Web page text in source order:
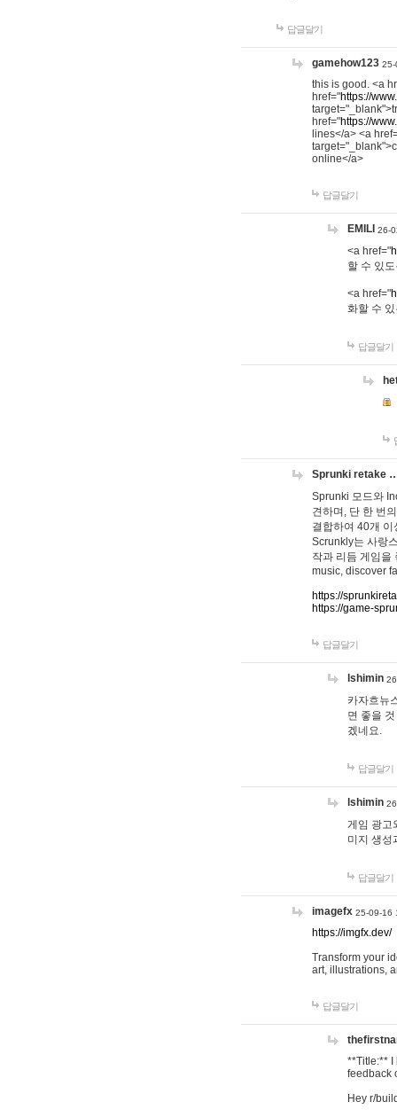
답글달기
gamehow123 25-
this is good. <a
href="https://
href="https://
lines</a> <a
online</a>
답글달기
EMILI 26-
<a href="
할 수 있
<a href="
화할 수
답글달기
Sprunki retake
Sprunki 모드와
견하며, 단 한 번
결합하여 40개
Scrunkly는 사랑
작과 리듬 게임을
music, discover
https://
https://game-
답글달기
lshimin
카자흐뉴
면 좋을
겠네요.
답글달기
lshimin
게임 광고
미지 생성
답글달기
imagefx 25-09-16
https://imgfx.dev/
Transform your
art, illustrations,
답글달기
**Title:** I
feedback
Hey r/